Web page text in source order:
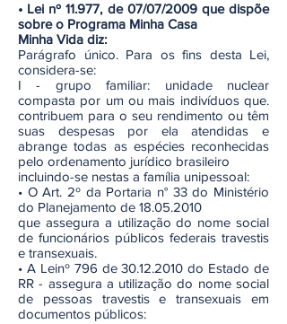
• Lei nº 11.977, de 07/07/2009 que dispõe
sobre o Programa Minha Casa
Minha Vida diz:
Parágrafo único. Para os fins desta Lei,
considera-se:
I - grupo familiar: unidade nuclear
compasta por um ou mais indivíduos que.
contribuem para o seu rendimento ou têm
suas despesas por ela atendidas e
abrange todas as espécies reconhecidas
pelo ordenamento jurídico brasileiro
incluindo-se nestas a família unipessoal:
• O Art. 2º da Portaria n° 33 do Ministério
do Planejamento de 18.05.2010
que assegura a utilização do nome social
de funcionários públicos federais travestis
e transexuais.
• A Leinº 796 de 30.12.2010 do Estado de
RR - assegura a utilização do nome social
de pessoas travestis e transexuais em
documentos públicos: